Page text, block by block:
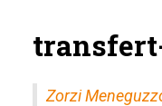
Zorzi